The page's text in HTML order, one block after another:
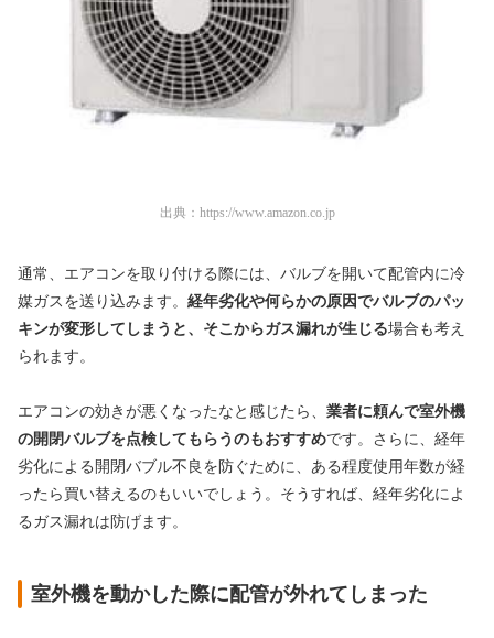
出典： https://www.amazon.co.jp
通常、エアコンを取り付ける際には、バルブを開いて配管内に冷
媒ガスを送り込みます。 経年劣化や何らかの原因でバルブのパッ
キンが変形してしまうと、そこからガス漏れが生じる場合も考え
られます。
エアコンの効きが悪くなったなと感じたら、 業者に頼んで室外機
の開閉バルブを点検してもらうのもおすすめです。さらに、経年
劣化による開閉バブル不良を防ぐために、ある程度使用年数が経
ったら買い替えるのもいいでしょう。そうすれば、経年劣化によ
るガス漏れは防げます。
室外機を動かした際に配管が外れてしまった